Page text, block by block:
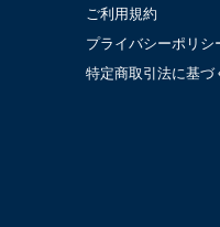
ご利用規約
プライバシーポリシ
特定商取引法に基づ